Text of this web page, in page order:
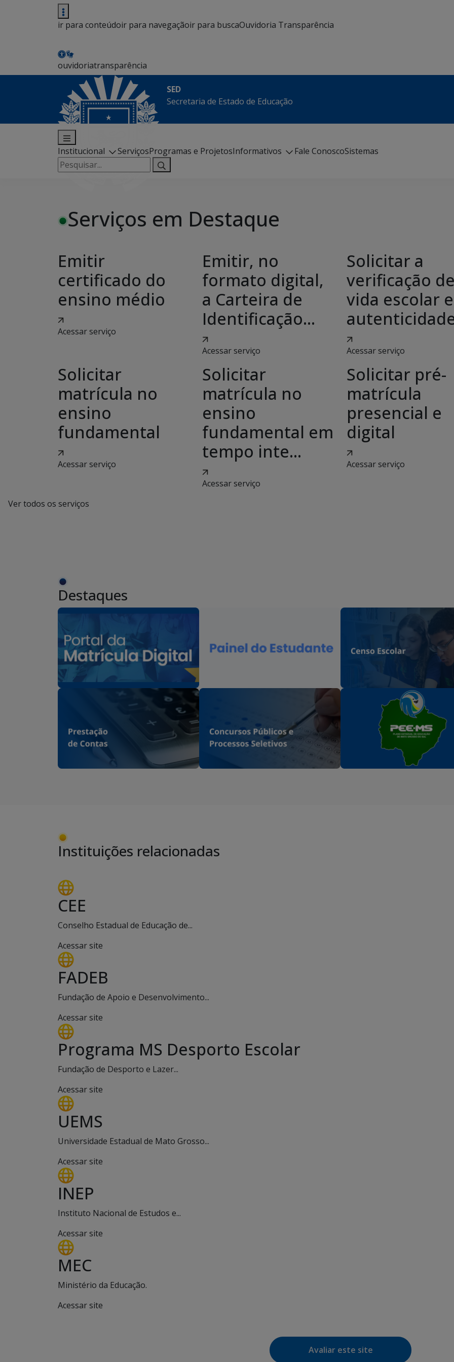
ir para conteúdoir para navegaçãoir para buscaOuvidoria Transparência
ouvidoriatransparência
SED
Secretaria de Estado de Educação
Institucional ServiçosProgramas e ProjetosInformativos Fale ConoscoSistemas
Pesquisar
por:
Serviços em Destaque
Emitir
certificado do
ensino médio
Acessar serviço
Emitir, no
formato digital,
a Carteira de
Identificação...
Acessar serviço
Solicitar a
verificação de
vida escolar e
Acessar serviço
Solicitar
matrícula no
ensino
fundamental
Acessar serviço
Solicitar
matrícula no
ensino
fundamental em
tempo inte...
Acessar serviço
Solicitar pré-
matrícula
presencial e
digital
Acessar serviço
Ver todos os serviços
Destaques
Instituições relacionadas
CEE
Conselho Estadual de Educação de...
Acessar site
FADEB
Fundação de Apoio e Desenvolvimento...
Acessar site
Programa MS Desporto Escolar
Fundação de Desporto e Lazer...
Acessar site
UEMS
Universidade Estadual de Mato Grosso...
Acessar site
INEP
Instituto Nacional de Estudos e...
Acessar site
MEC
Ministério da Educação.
Acessar site
Avaliar este site